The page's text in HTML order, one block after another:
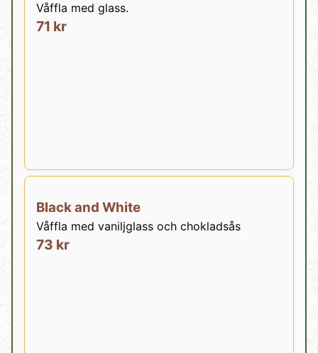
Våffla med glass.
71 kr
Black and White
Våffla med vaniljglass och chokladsås
73 kr